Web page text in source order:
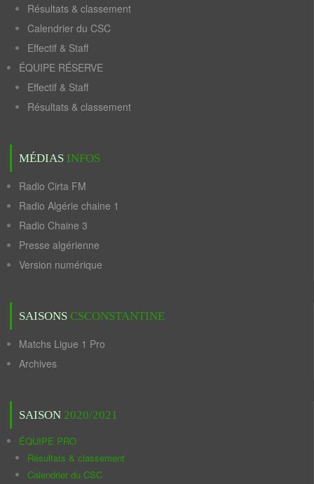
Résultats & classement
Calendrier du CSC
Effectif & Staff
ÉQUIPE RÉSERVE
Effectif & Staff
Résultats & classement
MÉDIAS INFOS
Radio Cirta FM
Radio Algérie chaine 1
Radio Chaine 3
Presse algérienne
Version numérique
SAISONS CSCONSTANTINE
Matchs Ligue 1 Pro
Archives
SAISON 2020/2021
ÉQUIPE PRO
Résultats & classement
Calendrier du CSC